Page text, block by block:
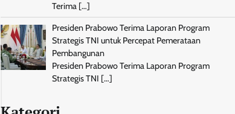
Terima […]
Presiden Prabowo Terima Laporan Program
Strategis TNI untuk Percepat Pemerataan
Pembangunan
Presiden Prabowo Terima Laporan Program
Strategis TNI […]